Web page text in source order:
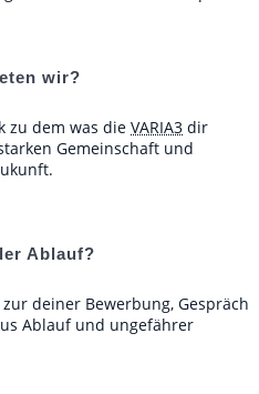
wir?
zu dem was die VARIA3 dir
Gemeinschaft und
Ablauf?
deiner Bewerbung, Gespräch
Ablauf und ungefährer